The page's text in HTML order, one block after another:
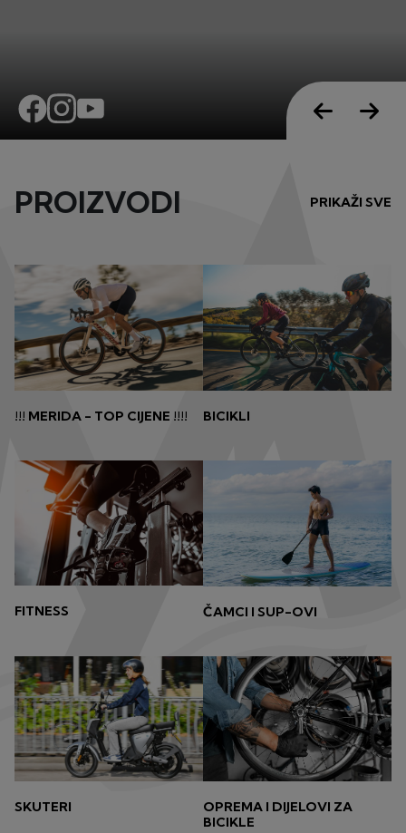
PROIZVODI PRIKAŽI SVE
!!! MERIDA - TOP CIJENE !!!! BICIKLI
FITNESS ČAMCI I SUP-OVI
SKUTERI
OPREMA I DIJELOVI ZA
BICIKLE